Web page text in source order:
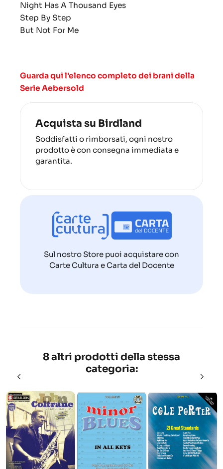
Night Has A Thousand Eyes
Step By Step
But Not For Me
Guarda qui l'elenco completo dei brani della
Serie Aebersold
Acquista su Birdland
Soddisfatti o rimborsati, ogni nostro
prodotto è con consegna immediata e
garantita.
Sul nostro Store puoi acquistare con
Carte Cultura e Carta del Docente
8 altri prodotti della stessa
categoria: